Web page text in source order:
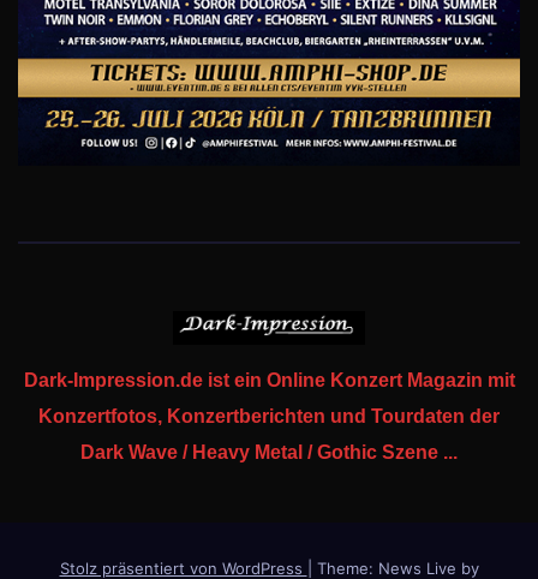
Dark-Impression.de ist ein Online Konzert Magazin mit
Konzertfotos, Konzertberichten und Tourdaten der
Dark Wave / Heavy Metal / Gothic Szene ...
Stolz präsentiert von WordPress Theme: News Live by